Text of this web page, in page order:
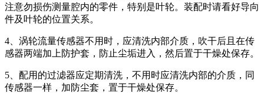
注意勿损伤测量腔内的零件，特别是叶轮。装配时请看好导向
件及叶轮的位置关系。
4、涡轮流量传感器不用时，应清洗内部介质，吹干后且在传
感器两端加上防护套，防止尘垢进入，然后置于干燥处保存。
5、配用的过滤器应定期清洗，不用时应清洗内部的介质，同
传感器一样，加防尘套，置于干燥处保存。